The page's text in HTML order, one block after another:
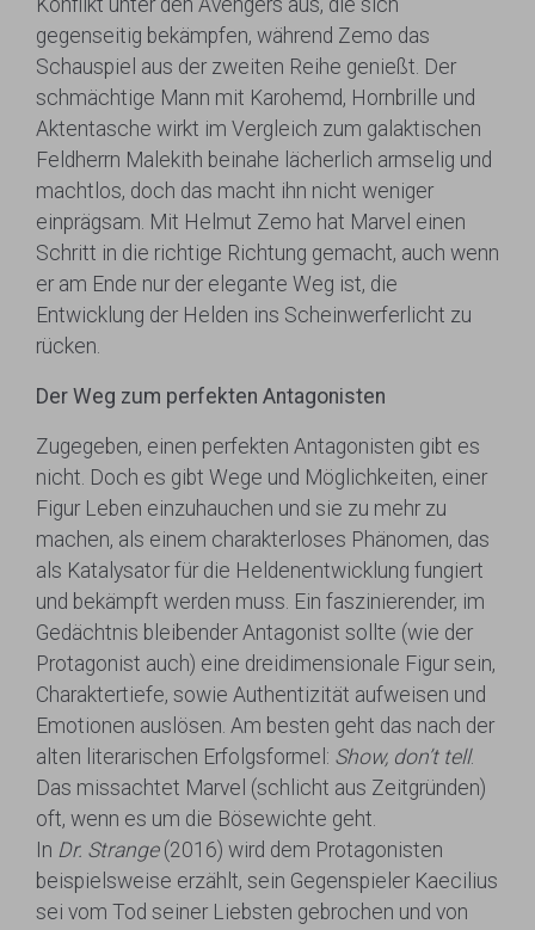
Konflikt unter den Avengers aus, die sich
gegenseitig bekämpfen, während Zemo das
Schauspiel aus der zweiten Reihe genießt. Der
schmächtige Mann mit Karohemd, Hornbrille und
Aktentasche wirkt im Vergleich zum galaktischen
Feldherrn Malekith beinahe lächerlich armselig und
machtlos, doch das macht ihn nicht weniger
einprägsam. Mit Helmut Zemo hat Marvel einen
Schritt in die richtige Richtung gemacht, auch wenn
er am Ende nur der elegante Weg ist, die
Entwicklung der Helden ins Scheinwerferlicht zu
rücken.
Der Weg zum perfekten Antagonisten
Zugegeben, einen perfekten Antagonisten gibt es
nicht. Doch es gibt Wege und Möglichkeiten, einer
Figur Leben einzuhauchen und sie zu mehr zu
machen, als einem charakterloses Phänomen, das
als Katalysator für die Heldenentwicklung fungiert
und bekämpft werden muss. Ein faszinierender, im
Gedächtnis bleibender Antagonist sollte (wie der
Protagonist auch) eine dreidimensionale Figur sein,
Charaktertiefe, sowie Authentizität aufweisen und
Emotionen auslösen. Am besten geht das nach der
alten literarischen Erfolgsformel: Show, don’t tell.
Das missachtet Marvel (schlicht aus Zeitgründen)
oft, wenn es um die Bösewichte geht.
In Dr. Strange (2016) wird dem Protagonisten
beispielsweise erzählt, sein Gegenspieler Kaecilius
sei vom Tod seiner Liebsten gebrochen und von